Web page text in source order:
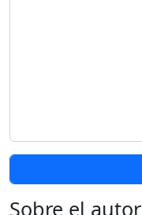
Sobre el autor